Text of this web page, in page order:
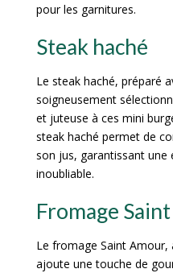
pour les garnitures.
Steak haché
Le steak haché, préparé
soigneusement
et juteuse à ces mini
steak haché permet de
son jus, garantissant une
inoubliable.
Fromage
Le fromage Saint
ajoute une touche de